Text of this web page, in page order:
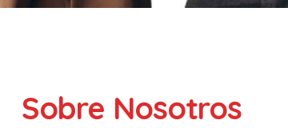
Sobre Nosotros